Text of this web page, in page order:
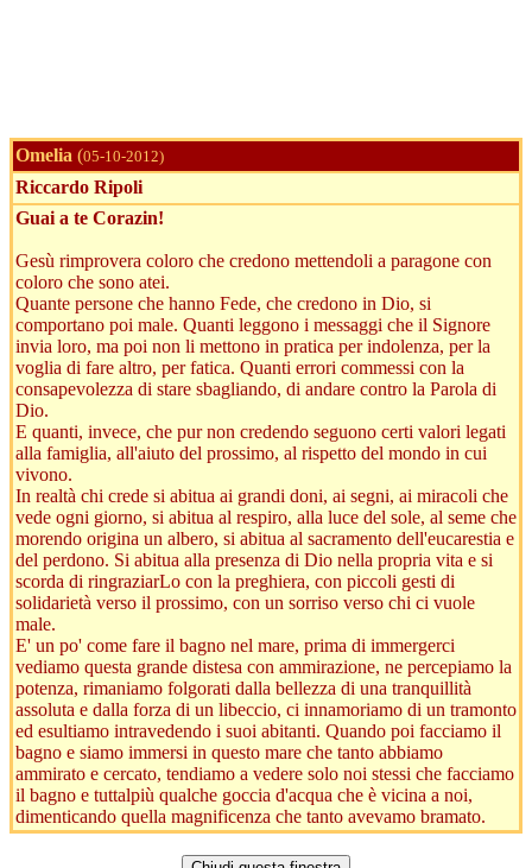
Omelia (05-10-2012)
Riccardo Ripoli
Guai a te Corazin!
Gesù rimprovera coloro che credono mettendoli a paragone con
coloro che sono atei.
Quante persone che hanno Fede, che credono in Dio, si
comportano poi male. Quanti leggono i messaggi che il Signore
invia loro, ma poi non li mettono in pratica per indolenza, per la
voglia di fare altro, per fatica. Quanti errori commessi con la
consapevolezza di stare sbagliando, di andare contro la Parola di
Dio.
E quanti, invece, che pur non credendo seguono certi valori legati
alla famiglia, all'aiuto del prossimo, al rispetto del mondo in cui
vivono.
In realtà chi crede si abitua ai grandi doni, ai segni, ai miracoli che
vede ogni giorno, si abitua al respiro, alla luce del sole, al seme che
morendo origina un albero, si abitua al sacramento dell'eucarestia e
del perdono. Si abitua alla presenza di Dio nella propria vita e si
scorda di ringraziarLo con la preghiera, con piccoli gesti di
solidarietà verso il prossimo, con un sorriso verso chi ci vuole
male.
E' un po' come fare il bagno nel mare, prima di immergerci
vediamo questa grande distesa con ammirazione, ne percepiamo la
potenza, rimaniamo folgorati dalla bellezza di una tranquillità
assoluta e dalla forza di un libeccio, ci innamoriamo di un tramonto
ed esultiamo intravedendo i suoi abitanti. Quando poi facciamo il
bagno e siamo immersi in questo mare che tanto abbiamo
ammirato e cercato, tendiamo a vedere solo noi stessi che facciamo
il bagno e tuttalpiù qualche goccia d'acqua che è vicina a noi,
dimenticando quella magnificenza che tanto avevamo bramato.